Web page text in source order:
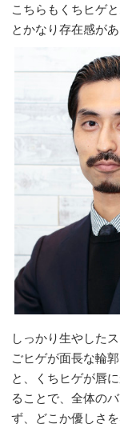
こちらもくちヒゲ
とかなり存在感があ
しっかり生やした
ごヒゲが面長な輪
と、くちヒゲが唇
ることで、全体の
ず、どこか優しさ